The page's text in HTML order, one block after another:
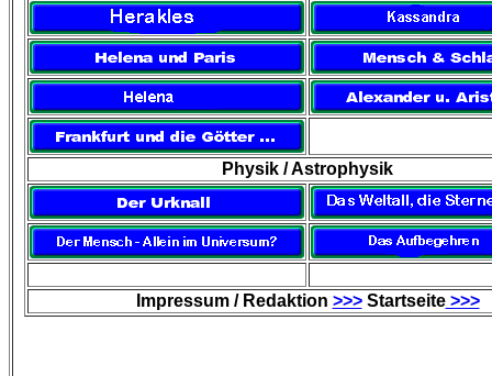
Physik / Astrophysik
Impressum / Redaktion >>>Startseite>>>